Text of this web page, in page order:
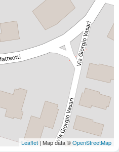
Leaflet | Map data ©OpenStreetMap